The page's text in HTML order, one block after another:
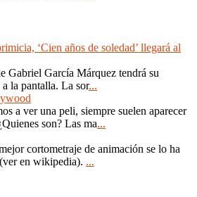
‘Cien años de soledad’ llegará al
Gabriel García Márquez tendrá su
la pantalla. La sor...
a ver una peli, siempre suelen aparecer
son? Las ma...
cortometraje de animación se lo ha
en wikipedia). ...